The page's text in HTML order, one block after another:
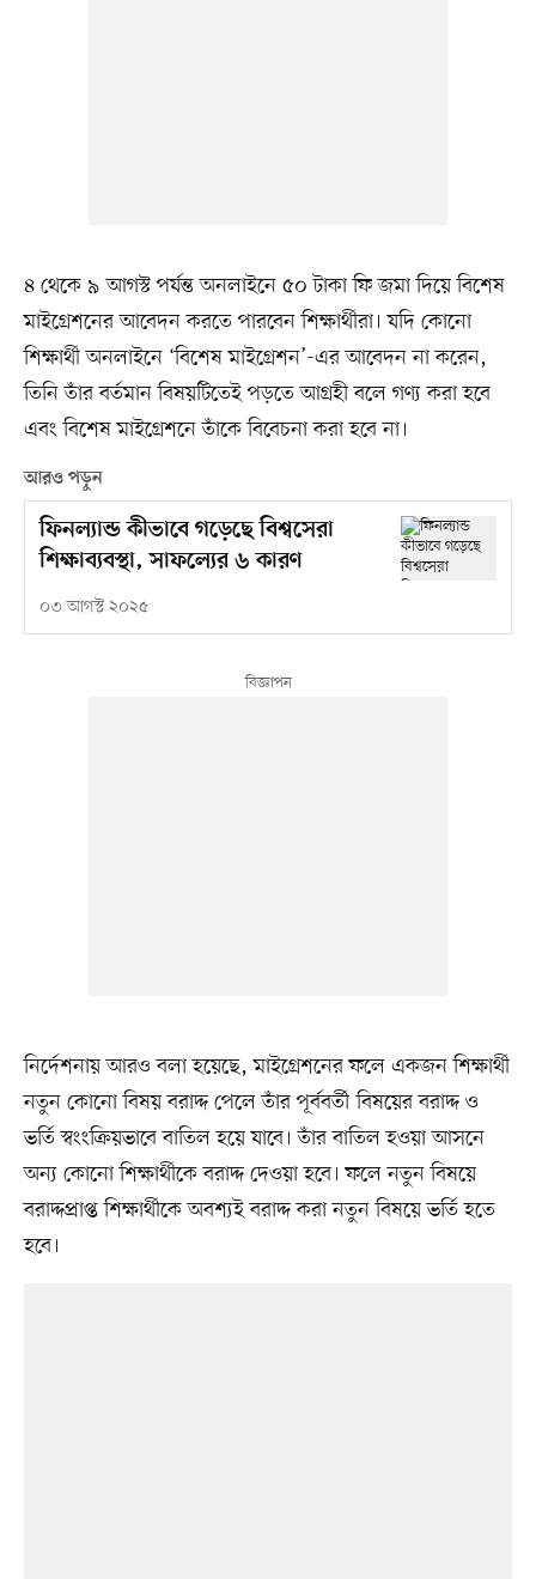
৪ থেকে ৯ আগস্ট পর্যন্ত অনলাইনে ৫০ টাকা ফি জমা দিয়ে বিশেষ
মাইগ্রেশনের আবেদন করতে পারবেন শিক্ষার্থীরা। যদি কোনো
শিক্ষার্থী অনলাইনে ‘বিশেষ মাইগ্রেশন’-এর আবেদন না করেন,
তিনি তাঁর বর্তমান বিষয়টিতেই পড়তে আগ্রহী বলে গণ্য করা হবে
এবং বিশেষ মাইগ্রেশনে তাঁকে বিবেচনা করা হবে না।
আরও পড়ুন
ফিনল্যান্ড কীভাবে গড়েছে বিশ্বসেরা
শিক্ষাব্যবস্থা, সাফল্যের ৬ কারণ
০৩ আগস্ট ২০২৫
নির্দেশনায় আরও বলা হয়েছে, মাইগ্রেশনের ফলে একজন শিক্ষার্থী
নতুন কোনো বিষয় বরাদ্দ পেলে তাঁর পূর্ববর্তী বিষয়ের বরাদ্দ ও
ভর্তি স্বংংক্রিয়ভাবে বাতিল হয়ে যাবে। তাঁর বাতিল হওয়া আসনে
অন্য কোনো শিক্ষার্থীকে বরাদ্দ দেওয়া হবে। ফলে নতুন বিষয়ে
বরাদ্দপ্রাপ্ত শিক্ষার্থীকে অবশ্যই বরাদ্দ করা নতুন বিষয়ে ভর্তি হতে
হবে।